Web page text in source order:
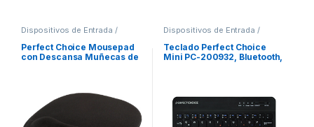
Dispositivos de Entrada /
Salida
Perfect Choice Mousepad
con Descansa Muñecas de
INOLORO
Dispositivos de Entrada /
Salida
Teclado Perfect Choice
Mini PC-200932, Bluetooth,